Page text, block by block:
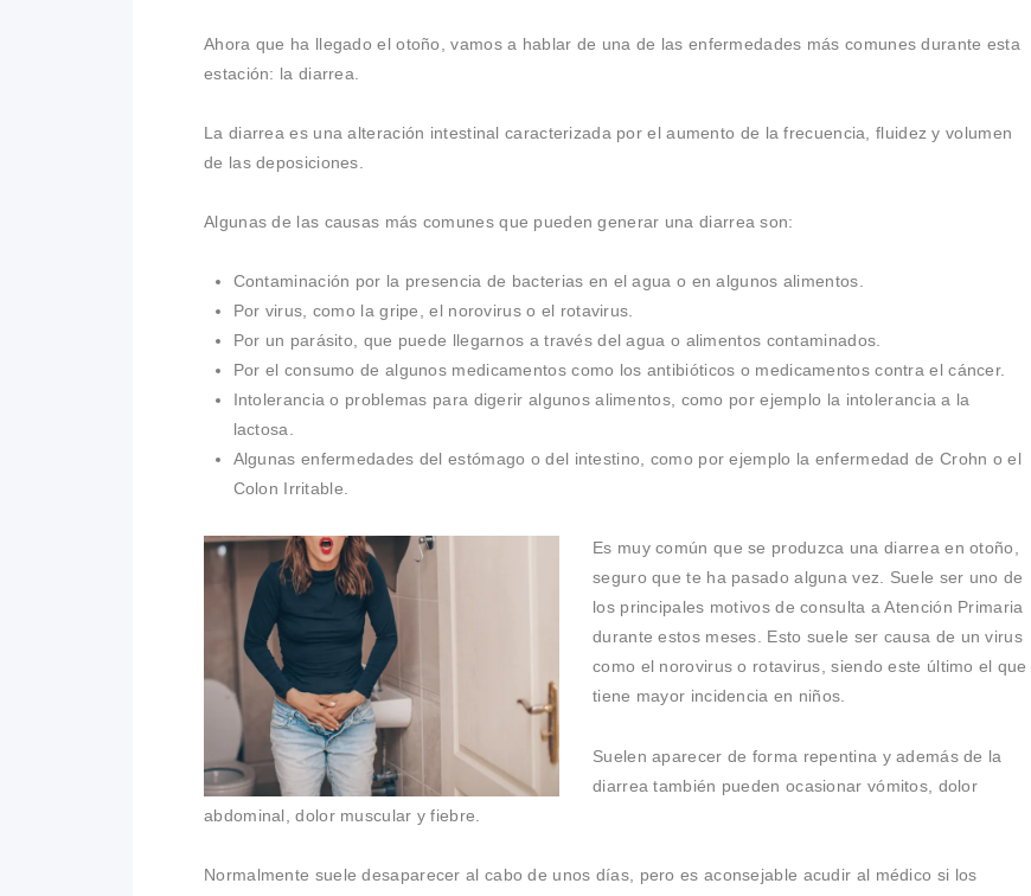
Ahora que ha llegado el otoño, vamos a hablar de una de las enfermedades más comunes durante esta
estación: la diarrea.
La diarrea es una alteración intestinal caracterizada por el aumento de la frecuencia, fluidez y volumen
de las deposiciones.
Algunas de las causas más comunes que pueden generar una diarrea son:
Contaminación por la presencia de bacterias en el agua o en algunos alimentos.
Por virus, como la gripe, el norovirus o el rotavirus.
Por un parásito, que puede llegarnos a través del agua o alimentos contaminados.
Por el consumo de algunos medicamentos como los antibióticos o medicamentos contra el cáncer.
Intolerancia o problemas para digerir algunos alimentos, como por ejemplo la intolerancia a la
lactosa.
Algunas enfermedades del estómago o del intestino, como por ejemplo la enfermedad de Crohn o el
Colon Irritable.
Es muy común que se produzca una diarrea en otoño,
seguro que te ha pasado alguna vez. Suele ser uno de
los principales motivos de consulta a Atención Primaria
durante estos meses. Esto suele ser causa de un virus
como el norovirus o rotavirus, siendo este último el que
tiene mayor incidencia en niños.
Suelen aparecer de forma repentina y además de la
diarrea también pueden ocasionar vómitos, dolor
abdominal, dolor muscular y fiebre.
Normalmente suele desaparecer al cabo de unos días, pero es aconsejable acudir al médico si los